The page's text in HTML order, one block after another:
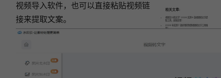
视频导入软件，也可以直接粘贴视频链
接来提取文案。
相关文章:
视频怎么转文字？2026 实测 6 款视频转文字提
取工具，高效实用！
2026 年实测 7 款好用的免费视频转文字工具推